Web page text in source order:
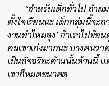
“สำหรับเด็กทั่วไป ถ้า
ตั้งใจเรียนนะ เด็กกลุ่มนี้จะ
งานทำไหมลุง’ ถ้าเราไปย้
คนเขาเก่งมากนะ บางคนว
เป็นอัจฉริยะด้านนั้นด้านนี้
เขาก็หมดอนาคต